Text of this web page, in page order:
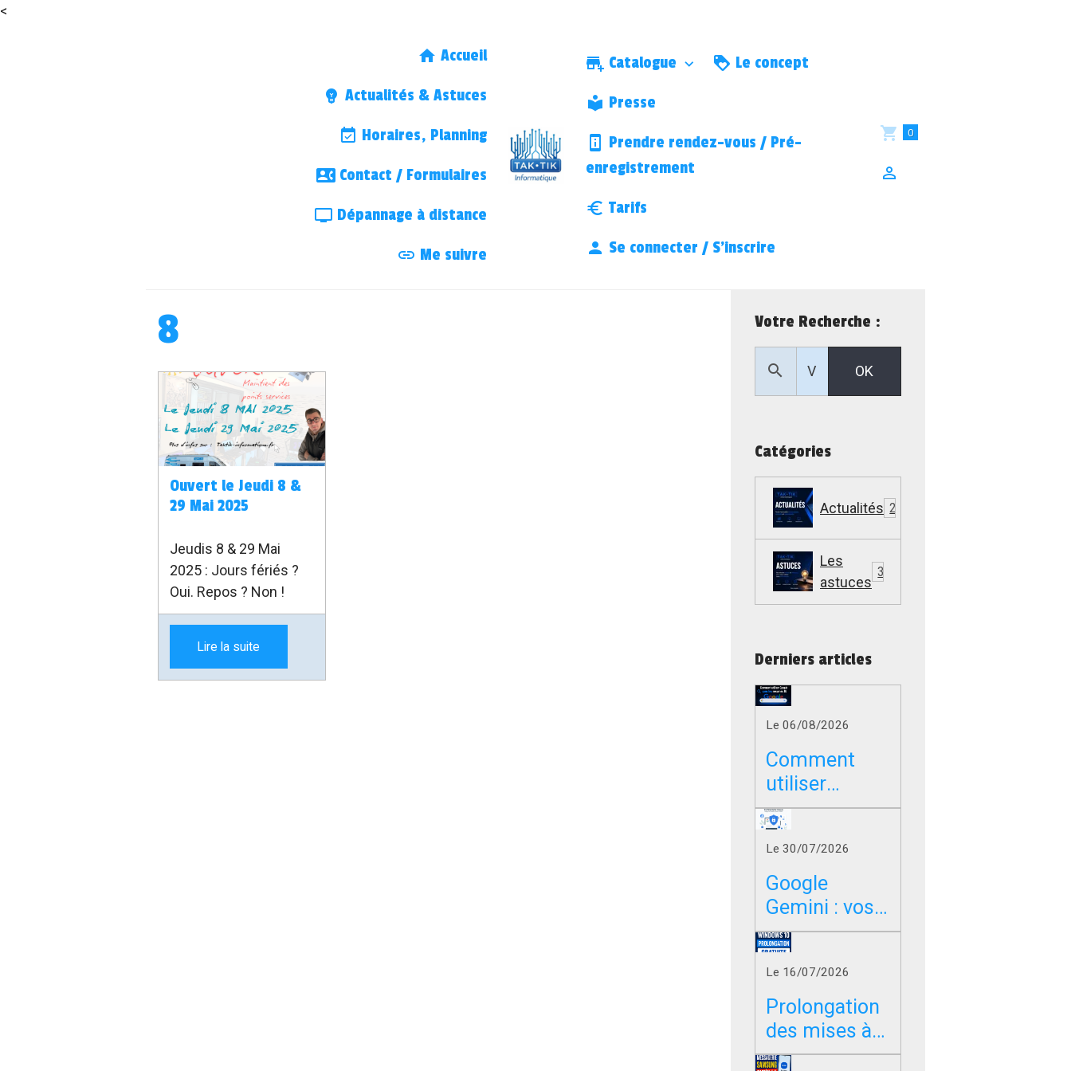
<
Accueil
Actualités & Astuces
Horaires, Planning
Contact / Formulaires
Dépannage à distance
Me suivre
Catalogue Le concept
Presse
Prendre rendez-vous / Pré-
enregistrement
Tarifs
Se connecter / S’inscrire
0
8
Ouvert le Jeudi 8 &
29 Mai 2025
Jeudis 8 & 29 Mai
2025 : Jours fériés ?
Oui. Repos ? Non !
Lire la suite
Votre Recherche :
OK
Catégories
Actualités 22
Les
astuces
307
Derniers articles
Le 06/08/2026
Comment
utiliser
Google sans
les résumés
IA dans
Chrome, Edge
et Firefox ?
Le 30/07/2026
Google
Gemini : vos
photos,
vidéos et
messages
peuvent-ils
servir à
entraîner l’IA
Le 16/07/2026
Prolongation
des mises à
jour de